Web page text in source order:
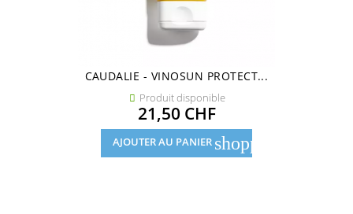
CAUDALIE - VINOSUN PROTECT...
 Produit disponible
Prix
21,50 CHF
AJOUTER AU PANIER shopping_cart